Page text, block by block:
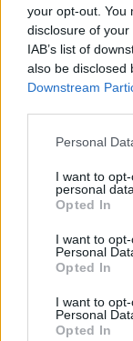
your opt-out. You
disclosure of
IAB’s list of
also be disclosed
Downstream
Please note that
not limited to
grant or deny
use your data for
consent section.
Personal
I want to
personal data.
Opted In
I want to
Personal
Opted In
I want to
Personal
Opted In
2021. június. 05.
A DK elnöke a
12 ÉV
Az utolsó szó
bántalmazni.
CLYDE-RA A
2021. március. 23.
fegyverrel akart
melletti
2021. február. 19.